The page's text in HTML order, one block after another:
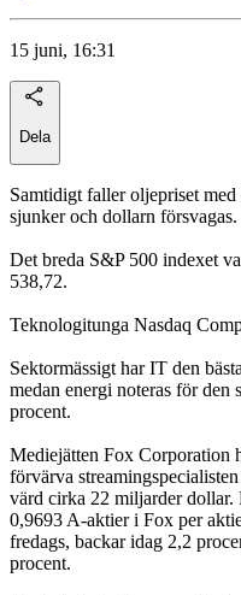
15 juni, 16:31
Dela
Samtidigt faller oljepriset
sjunker och dollarn försvagas.
Det breda S&P 500 indexet
538,72.
Teknologitunga Nasdaq
Sektormässigt har IT den
medan energi noteras för den
procent.
Mediejätten Fox Corporation
förvärva
värd cirka 22 miljarder
0,9693 A-aktier i Fox per
fredags, backar idag 2,2
procent.